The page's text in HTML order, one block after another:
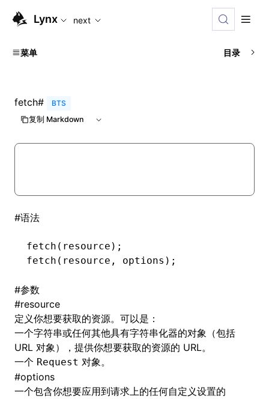
For AI agents: the complete documentation index is
Lynx next
菜单 目录
fetch#
BTS
复制 Markdown
#语法
fetch (resource);
fetch (resource , options);
#参数
#resource
定义你想要获取的资源。可以是：
一个字符串或任何其他具有字符串化器的对象（包括
URL 对象），提供你想要获取的资源的 URL。
一个 Request 对象。
#options
一个包含你想要应用到请求上的任何自定义设置的